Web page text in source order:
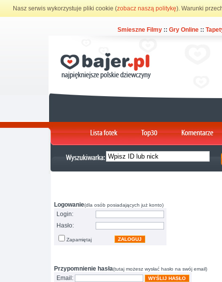
Nasz serwis wykorzystuje pliki cookie (zobacz naszą politykę). Warunki
Smieszne Filmy ::Gry Online ::
Logowanie(dla osób posiadających już konto)
Login:
Hasło:
Zapamiętaj ZALOGUJ
Przypomnienie hasła(tutaj możesz wysłać hasło na swój email)
Email: WYŚLIJ HASŁO